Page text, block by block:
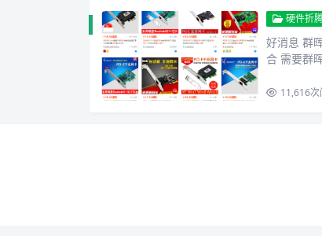
硬件折
好消息 群
合 需要群
11,616次